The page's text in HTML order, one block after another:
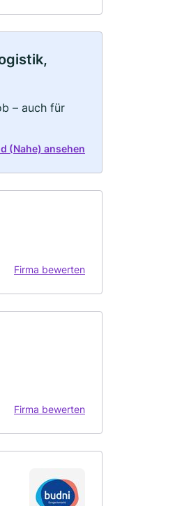
– auch für
(Nahe) ansehen
Firma bewerten
Firma bewerten